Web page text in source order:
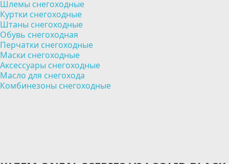
Шлемы снегоходные
Куртки снегоходные
Штаны снегоходные
Обувь снегоходная
Перчатки снегоходные
Маски снегоходные
Аксессуары снегоходные
Масло для снегохода
Комбинезоны снегоходные